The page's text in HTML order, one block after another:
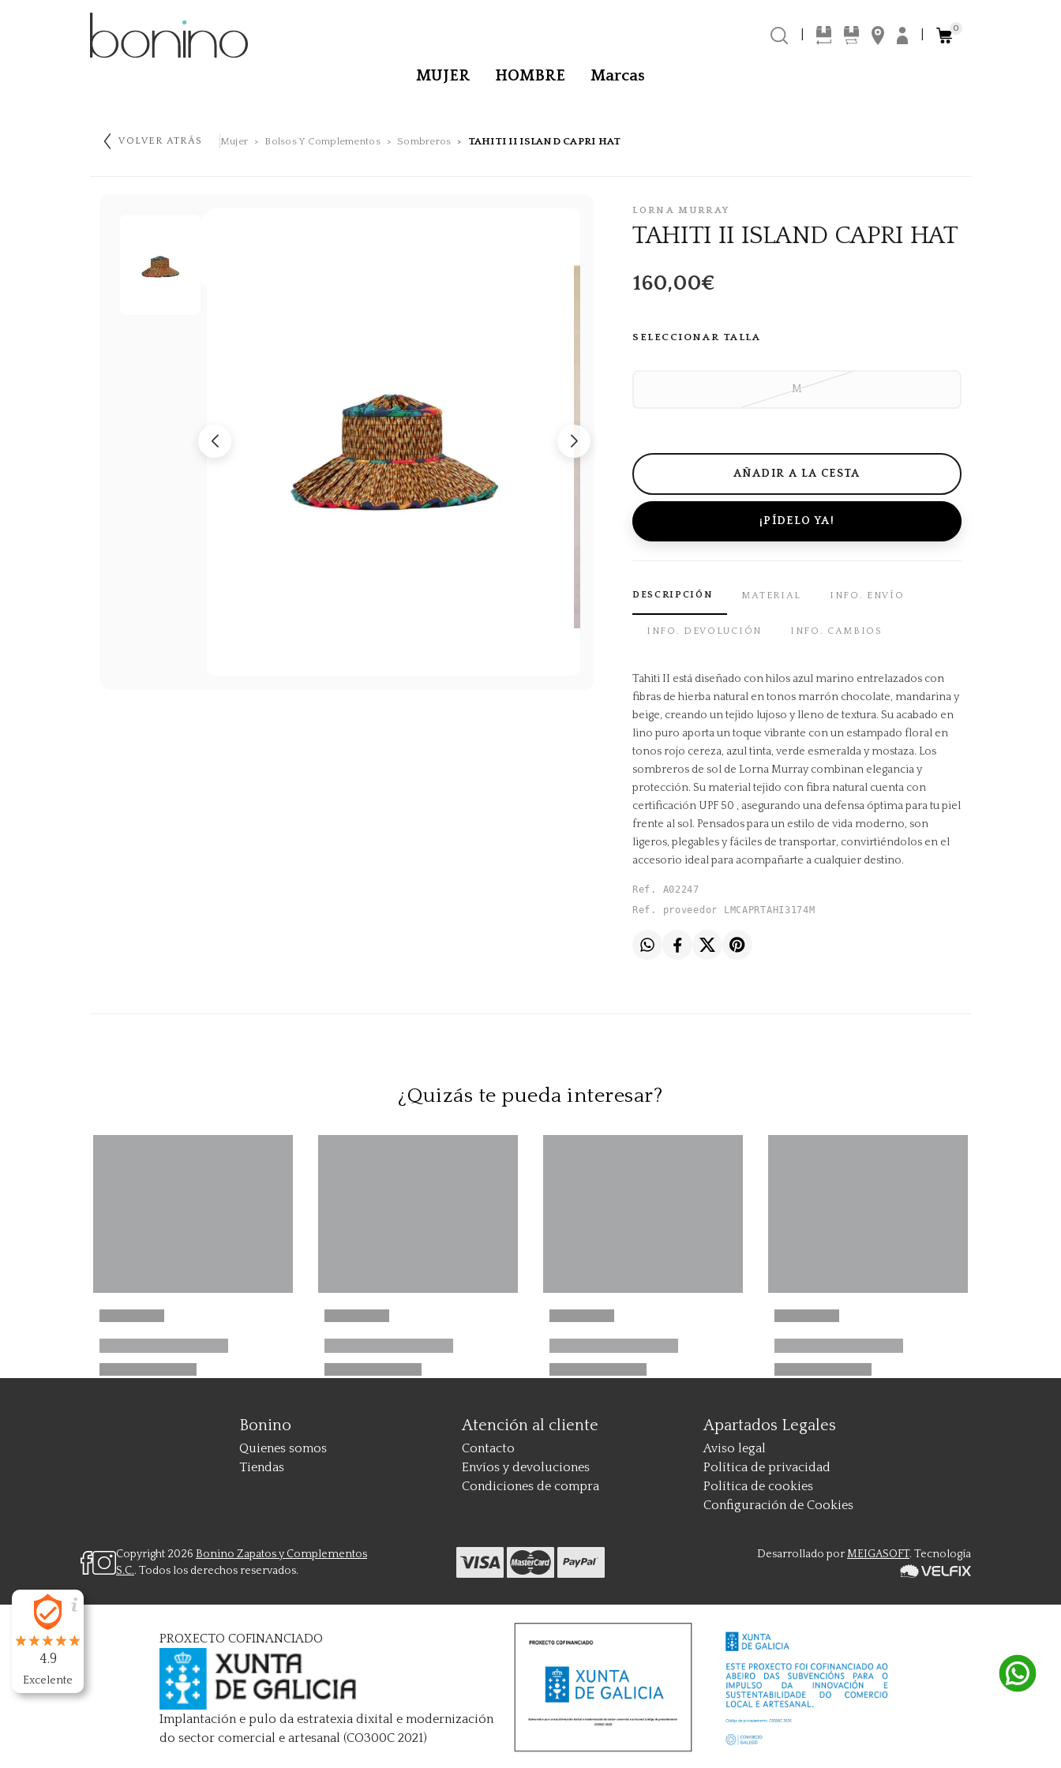
0
MUJER HOMBRE Marcas
VOLVER ATRÁS Mujer Bolsos Y Complementos Sombreros TAHITI II ISLAND CAPRI HAT
LORNA MURRAY
TAHITI II ISLAND CAPRI HAT
160,00€
SELECCIONAR TALLA
M
¡PÍDELO YA!
DESCRIPCIÓN MATERIAL INFO. ENVÍO
INFO. DEVOLUCIÓN INFO. CAMBIOS
Tahiti II está diseñado con hilos azul marino entrelazados con
fibras de hierba natural en tonos marrón chocolate, mandarina y
beige, creando un tejido lujoso y lleno de textura. Su acabado en
lino puro aporta un toque vibrante con un estampado floral en
tonos rojo cereza, azul tinta, verde esmeralda y mostaza. Los
sombreros de sol de Lorna Murray combinan elegancia y
protección. Su material tejido con fibra natural cuenta con
certificación UPF 50 , asegurando una defensa óptima para tu piel
frente al sol. Pensados para un estilo de vida moderno, son
ligeros, plegables y fáciles de transportar, convirtiéndolos en el
accesorio ideal para acompañarte a cualquier destino.
Ref. A02247
Ref. proveedor LMCAPRTAHI3174M
¿Quizás te pueda interesar?
Bonino
Quienes somos
Tiendas
Atención al cliente
Contacto
Envíos y devoluciones
Condiciones de compra
Apartados Legales
Aviso legal
Política de privacidad
Política de cookies
Configuración de Cookies
Copyright 2026 Bonino Zapatos y Complementos
S.C.. Todos los derechos reservados.
Desarrollado porMEIGASOFT. Tecnología
PROXECTO COFINANCIADO
Implantación e pulo da estratexia dixital e modernización
do sector comercial e artesanal (CO300C 2021)
4.9
Excelente